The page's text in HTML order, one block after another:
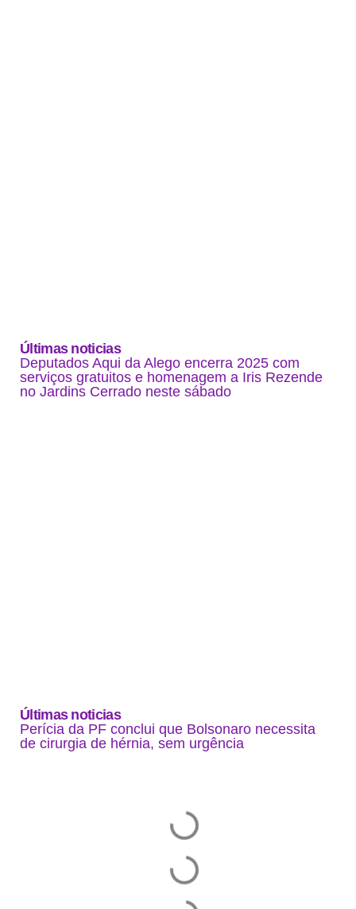
Últimas noticias
Deputados Aqui da Alego encerra 2025 com
serviços gratuitos e homenagem a Iris Rezende
no Jardins Cerrado neste sábado
Últimas noticias
Perícia da PF conclui que Bolsonaro necessita
de cirurgia de hérnia, sem urgência